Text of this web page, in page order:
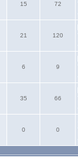
15 72
21 120
6 9
35 66
0 0